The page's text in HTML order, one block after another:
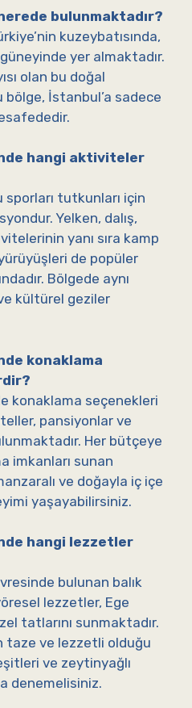
bulunmaktadır?
kuzeybatısında,
yer almaktadır.
olan bu doğal
bölge, İstanbul’a sadece
hangi aktiviteler
sporları tutkunları için
Yelken, dalış,
yanı sıra kamp
de popüler
Bölgede aynı
kültürel geziler
konaklama
konaklama seçenekleri
pansiyonlar ve
Her bütçeye
imkanları sunan
ve doğayla iç içe
yaşayabilirsiniz.
hangi lezzetler
bulunan balık
lezzetler, Ege
tatlarını sunmaktadır.
taze ve lezzetli olduğu
ve zeytinyağlı
denemelisiniz.